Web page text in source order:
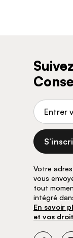
Adresse
Votre
vous
tout
intégré
En savoir
et vos